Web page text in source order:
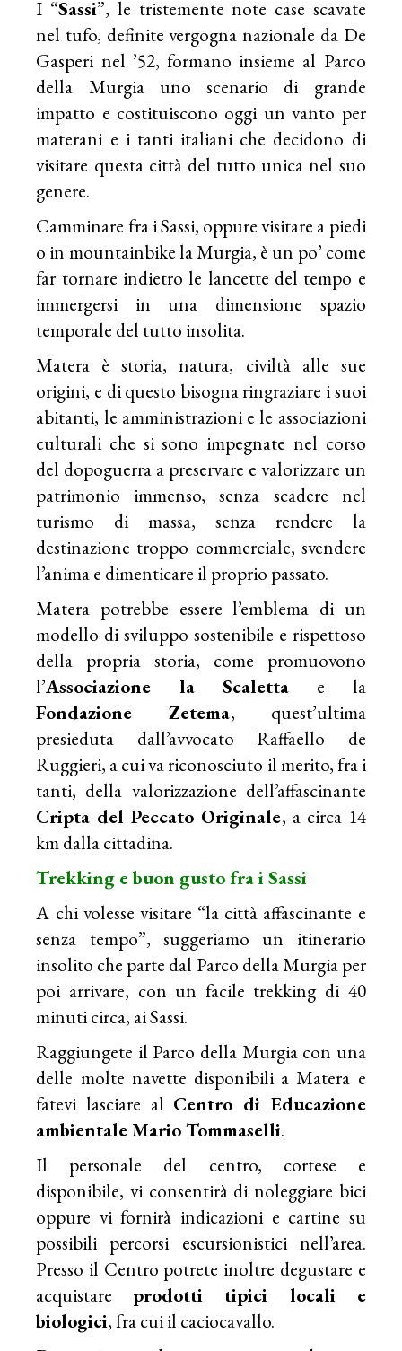
I “Sassi”, le tristemente note case scavate
nel tufo, definite vergogna nazionale da De
Gasperi nel ’52, formano insieme al Parco
della Murgia uno scenario di grande
impatto e costituiscono oggi un vanto per
materani e i tanti italiani che decidono di
visitare questa città del tutto unica nel suo
genere.
Camminare fra i Sassi, oppure visitare a piedi
o in mountainbike la Murgia, è un po’ come
far tornare indietro le lancette del tempo e
immergersi in una dimensione spazio
temporale del tutto insolita.
Matera è storia, natura, civiltà alle sue
origini, e di questo bisogna ringraziare i suoi
abitanti, le amministrazioni e le associazioni
culturali che si sono impegnate nel corso
del dopoguerra a preservare e valorizzare un
patrimonio immenso, senza scadere nel
turismo di massa, senza rendere la
destinazione troppo commerciale, svendere
l’anima e dimenticare il proprio passato.
Matera potrebbe essere l’emblema di un
modello di sviluppo sostenibile e rispettoso
della propria storia, come promuovono
l’Associazione la Scaletta e la
Fondazione Zetema, quest’ultima
presieduta dall’avvocato Raffaello de
Ruggieri, a cui va riconosciuto il merito, fra i
tanti, della valorizzazione dell’affascinante
Cripta del Peccato Originale, a circa 14
km dalla cittadina.
Trekking e buon gusto fra i Sassi
A chi volesse visitare “la città affascinante e
senza tempo”, suggeriamo un itinerario
insolito che parte dal Parco della Murgia per
poi arrivare, con un facile trekking di 40
minuti circa, ai Sassi.
Raggiungete il Parco della Murgia con una
delle molte navette disponibili a Matera e
fatevi lasciare al Centro di Educazione
ambientale Mario Tommaselli.
Il personale del centro, cortese e
disponibile, vi consentirà di noleggiare bici
oppure vi fornirà indicazioni e cartine su
possibili percorsi escursionistici nell’area.
Presso il Centro potrete inoltre degustare e
acquistare prodotti tipici locali e
biologici, fra cui il caciocavallo.